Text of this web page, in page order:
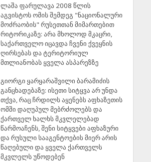
ლაშა ფარულავა 2008 წლის
აგვისტოს ომის შემდეგ "ნაციონალური
მოძრაობის" რუსეთთან მიმართებით
რიტორიკაზე: არა მხოლოდ მკაცრი,
საქართველო იცავდა ჩვენი ქვეყნის
ღირსებას და ტერიტორიულ
მთლიანობას ყველა ასპარეზზე
გიორგი ყარყარაშვილი ბარამიძის
განცხადებაზე: ისეთი სიტყვა არ უნდა
თქვა, რაც ჩრდილს აყენებს აფხაზეთის
ომში დაღუპულ მებრძოლებს და
ქართველ ხალხს მკვლელებად
წარმოაჩენს, შენი სიტყვები აფხაზური
და რუსული სააგენტოების მიერ არის
წაღებული და ყველა ქართველს
მკვლელს უწოდებენ